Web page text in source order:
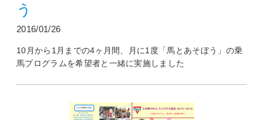
う
2016/01/26
10月から1月までの4ヶ月間、月に1度「馬とあそぼう」の乗
馬プログラムを希望者と一緒に実施しました